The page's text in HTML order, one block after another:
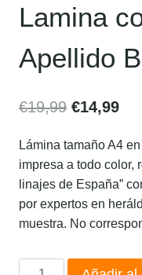
Lamina
Apellido
€19,99 €14,99
Lámina tamaño A4
impresa a todo color,
linajes de España”
por expertos en
muestra. No